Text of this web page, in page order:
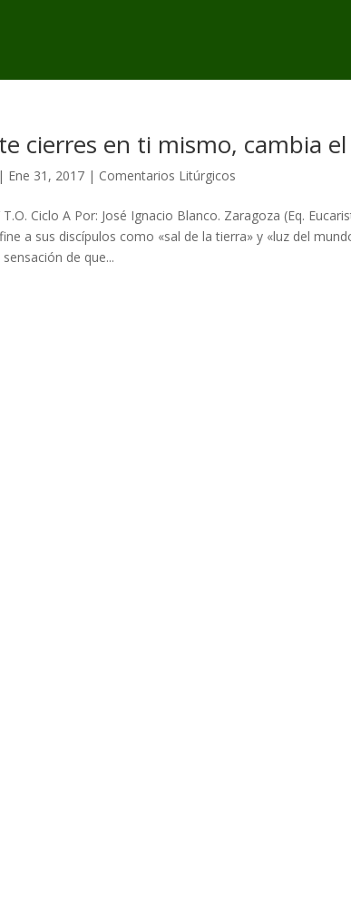
cierres en ti mismo, cambia el
| Ene 31, 2017 | Comentarios Litúrgicos
Ciclo A Por: José Ignacio Blanco. Zaragoza (Eq.
a sus discípulos como «sal de la tierra» y «luz del
de que...